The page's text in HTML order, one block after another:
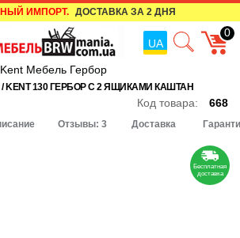
ИМПОРТ. ДОСТАВКА ЗА 2 ДНЯ
UA
0
Мебель Гербор
KENT 130 ГЕРБОР С 2 ЯЩИКАМИ КАШТАН
Код товара: 668
Отзывы: 3 Доставка